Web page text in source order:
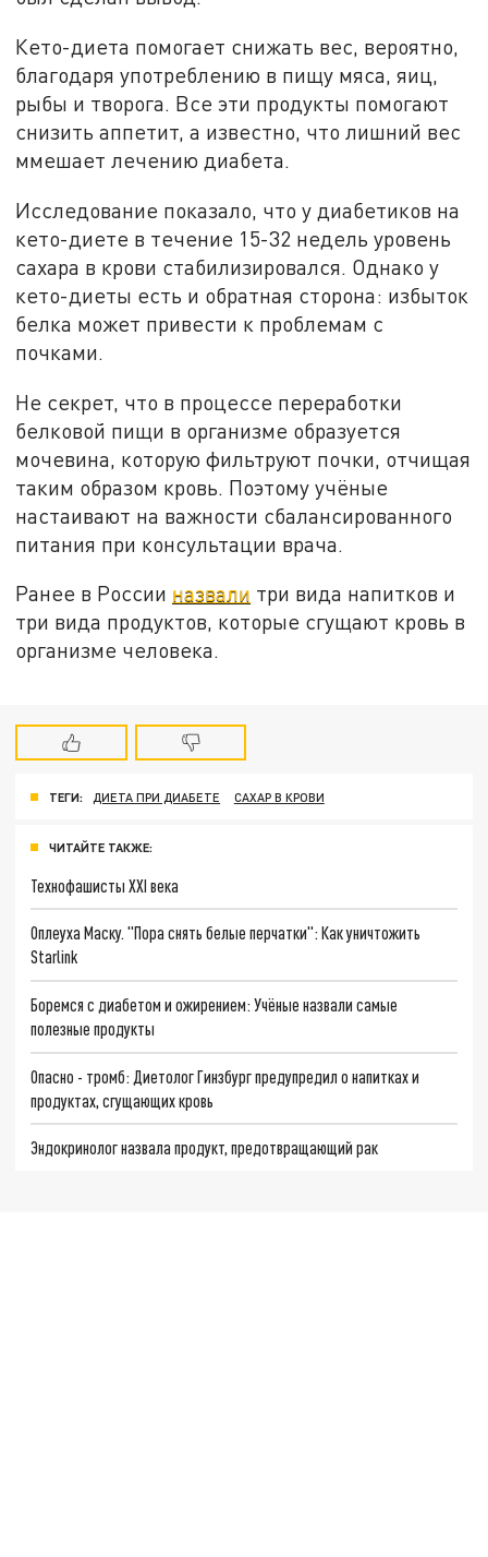
Кето-диета помогает снижать вес, вероятно,
благодаря употреблению в пищу мяса, яиц,
рыбы и творога. Все эти продукты помогают
снизить аппетит, а известно, что лишний вес
ммешает лечению диабета.
Исследование показало, что у диабетиков на
кето-диете в течение 15-32 недель уровень
сахара в крови стабилизировался. Однако у
кето-диеты есть и обратная сторона: избыток
белка может привести к проблемам с
почками.
Не секрет, что в процессе переработки
белковой пищи в организме образуется
мочевина, которую фильтруют почки, отчищая
таким образом кровь. Поэтому учёные
настаивают на важности сбалансированного
питания при консультации врача.
Ранее в России назвали три вида напитков и
три вида продуктов, которые сгущают кровь в
организме человека.
ТЕГИ: ДИЕТА ПРИ ДИАБЕТЕ САХАР В КРОВИ
ЧИТАЙТЕ ТАКЖЕ:
Технофашисты XXI века
Оплеуха Маску. "Пора снять белые перчатки": Как уничтожить
Starlink
Боремся с диабетом и ожирением: Учёные назвали самые
полезные продукты
Опасно - тромб: Диетолог Гинзбург предупредил о напитках и
продуктах, сгущающих кровь
Эндокринолог назвала продукт, предотвращающий рак